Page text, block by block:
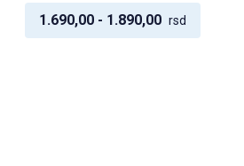
1.690,00 - 1.890,00 rsd